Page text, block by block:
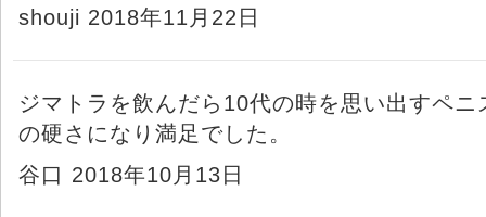
shouji 2018年11月22日
ジマトラを飲んだら10代の時を思い出すペニ
の硬さになり満足でした。
谷口 2018年10月13日